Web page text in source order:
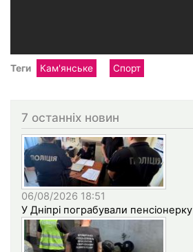
Теги Кам'янське Спорт
7 останніх новин
06/08/2026 18:51
У Дніпрі пограбували пенсіонерку